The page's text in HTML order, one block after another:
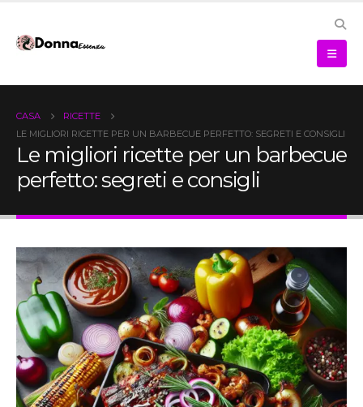
CASA
RICETTE
LE MIGLIORI RICETTE PER UN BARBECUE PERFETTO: SEGRETI E CONSIGLI
Le migliori ricette per un barbecue
perfetto: segreti e consigli